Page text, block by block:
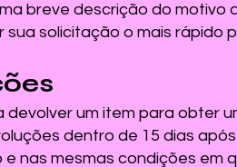
breve descrição do motivo
solicitação o mais rápido
devolver um item para obter
dentro de 15 dias
e nas mesmas condições em